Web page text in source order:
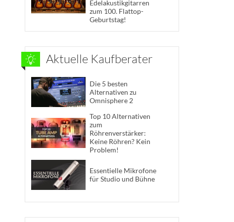
Edelakustikgitarren
zum 100. Flattop-
Geburtstag!
Aktuelle Kaufberater
Die 5 besten
Alternativen zu
Omnisphere 2
Top 10 Alternativen
zum
Röhrenverstärker:
Keine Röhren? Kein
Problem!
Essentielle Mikrofone
für Studio und Bühne